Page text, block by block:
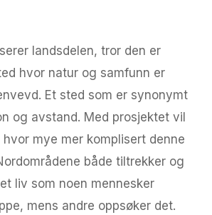
landsdelen, tror den er
hvor natur og samfunn er
Et sted som er synonymt
og avstand. Med prosjektet vil
mye mer komplisert denne
både tiltrekker og
liv som noen mennesker
mens andre oppsøker det.